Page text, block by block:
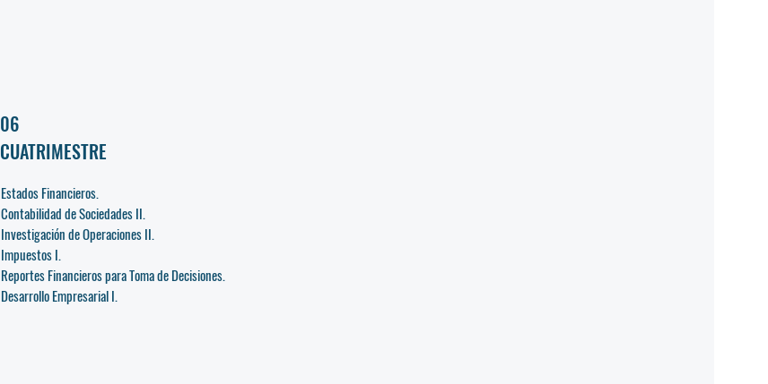
06
CUATRIMESTRE
Estados Financieros.
Contabilidad de Sociedades II.
Investigación de Operaciones II.
Impuestos I.
Reportes Financieros para Toma de Decisiones.
Desarrollo Empresarial I.